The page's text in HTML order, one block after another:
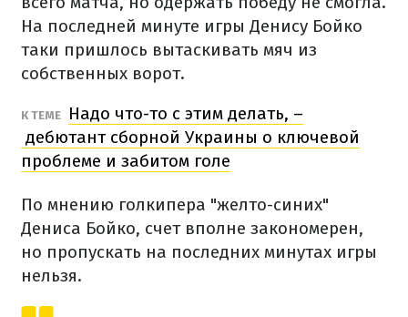
На последней минуте игры Денису Бойко
таки пришлось вытаскивать мяч из
собственных ворот.
К ТЕМЕ
Надо что-то с этим делать, –
дебютант сборной Украины о ключевой
проблеме и забитом голе
По мнению голкипера "желто-синих"
Дениса Бойко, счет вполне закономерен,
но пропускать на последних минутах игры
нельзя.